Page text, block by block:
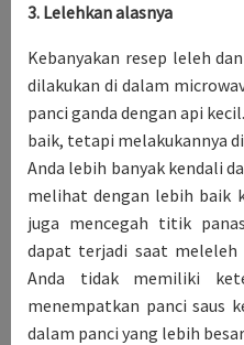
3. Lelehkan alasnya
Kebanyakan resep leleh
dilakukan di dalam
panci ganda dengan api
baik, tetapi melakukannya
Anda lebih banyak kendali
melihat dengan lebih baik
juga mencegah titik
dapat terjadi saat meleleh
Anda tidak memiliki
menempatkan panci saus
dalam panci yang lebih